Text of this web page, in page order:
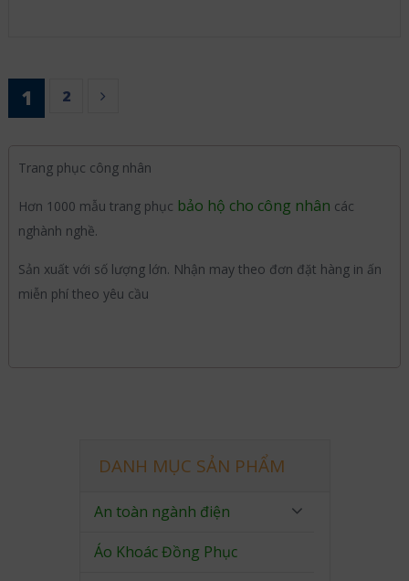
1 2
Trang phục công nhân
Hơn 1000 mẫu trang phục bảo hộ cho công nhân các
nghành nghề.
Sản xuất với số lượng lớn. Nhận may theo đơn đặt hàng in ấn
miễn phí theo yêu cầu
DANH MỤC SẢN PHẨM
An toàn ngành điện
Áo Khoác Đồng Phục